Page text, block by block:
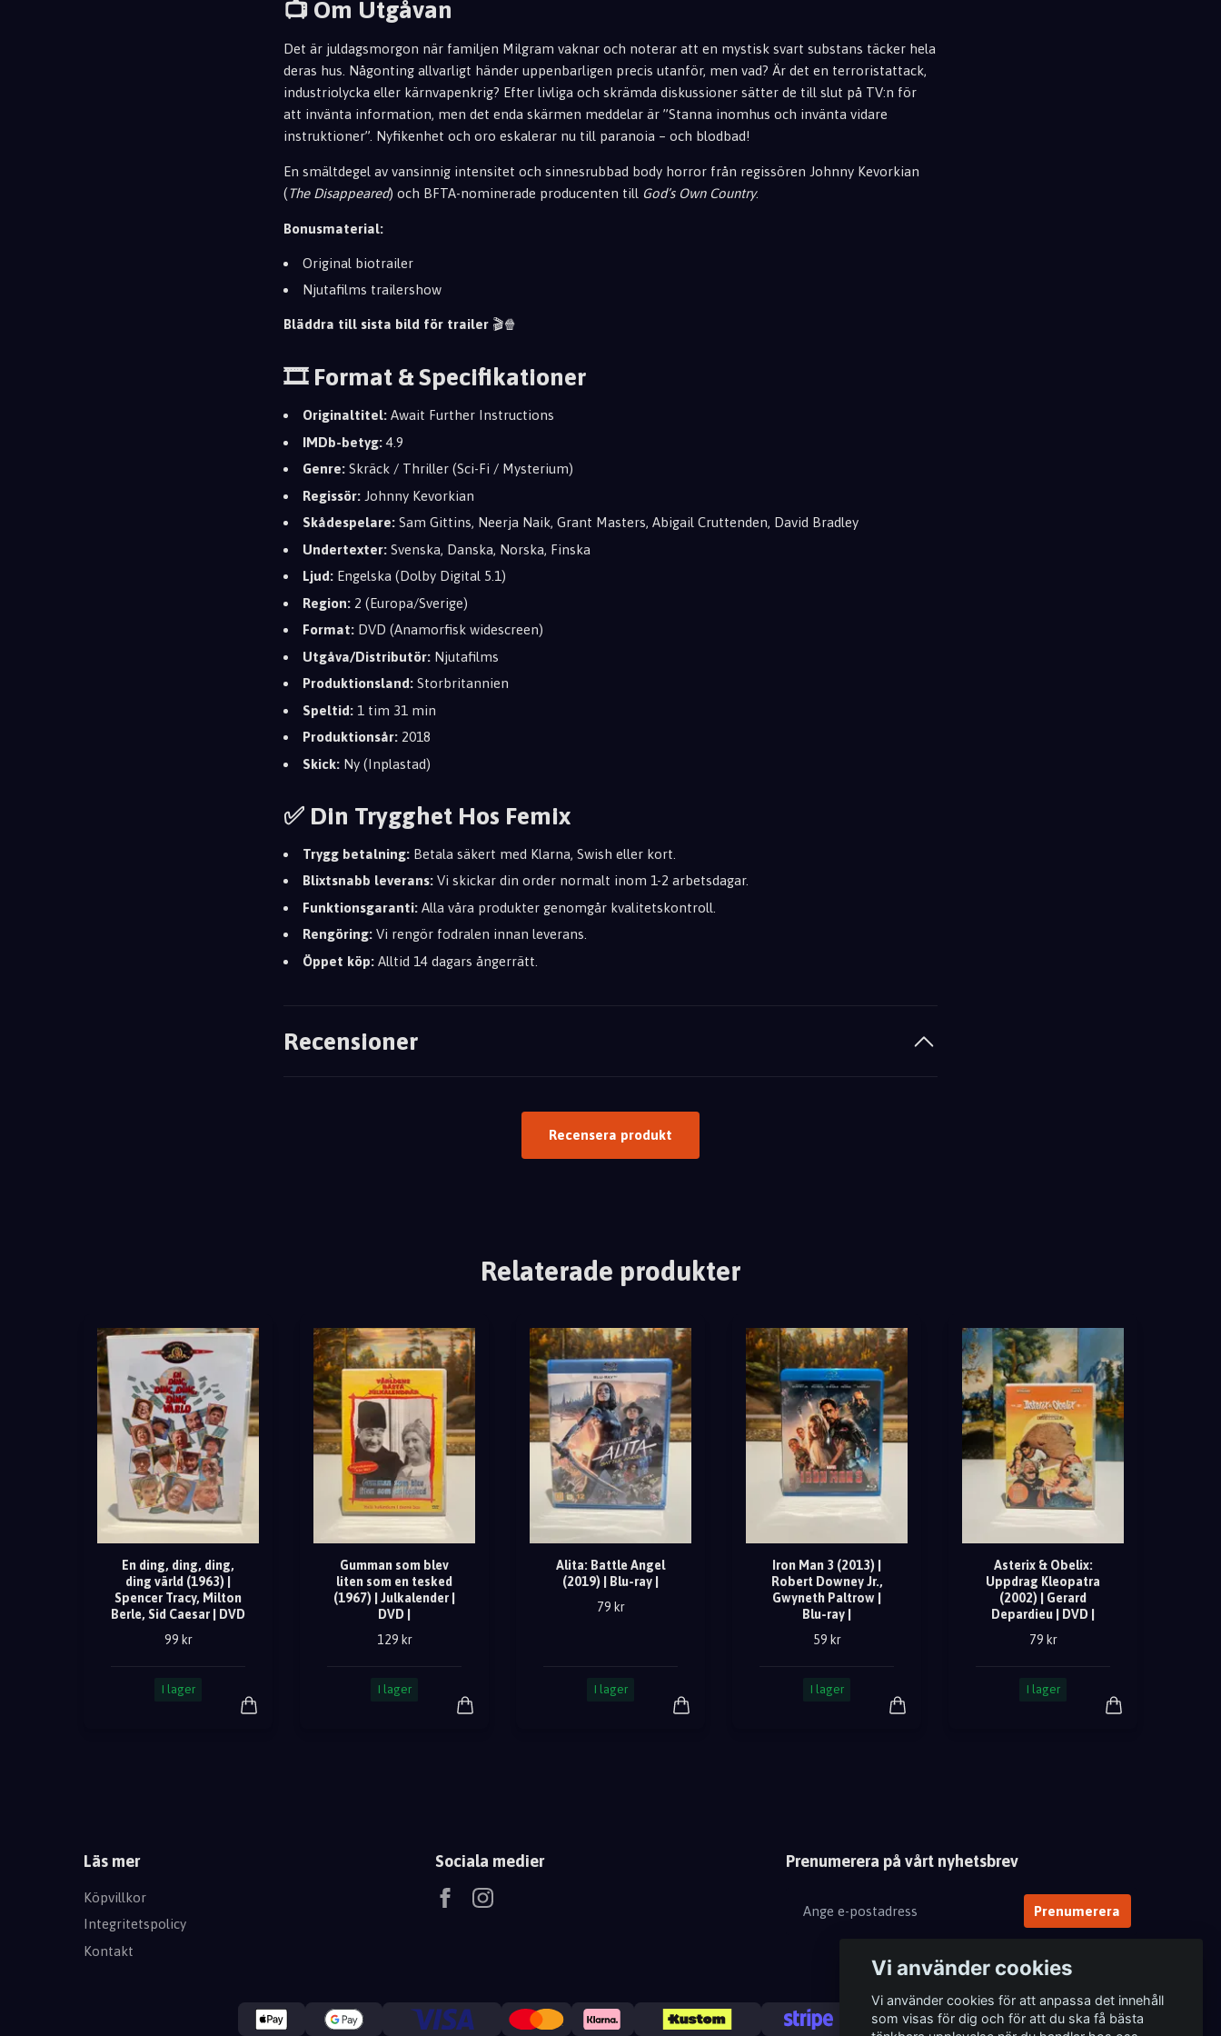
📺 Om Utgåvan
Det är juldagsmorgon när familjen Milgram vaknar och noterar att en mystisk svart substans täcker hela
deras hus. Någonting allvarligt händer uppenbarligen precis utanför, men vad? Är det en terroristattack,
industriolycka eller kärnvapenkrig? Efter livliga och skrämda diskussioner sätter de till slut på TV:n för
att invänta information, men det enda skärmen meddelar är ”Stanna inomhus och invänta vidare
instruktioner”. Nyfikenhet och oro eskalerar nu till paranoia – och blodbad!
En smältdegel av vansinnig intensitet och sinnesrubbad body horror från regissören Johnny Kevorkian
(The Disappeared) och BFTA-nominerade producenten till God’s Own Country.
Bonusmaterial:
Original biotrailer
Njutafilms trailershow
Bläddra till sista bild för trailer 🎬🍿
🎞️ Format & Specifikationer
Originaltitel: Await Further Instructions
IMDb-betyg:4.9
Genre: Skräck / Thriller (Sci-Fi / Mysterium)
Regissör: Johnny Kevorkian
Skådespelare: Sam Gittins, Neerja Naik, Grant Masters, Abigail Cruttenden, David Bradley
Undertexter: Svenska, Danska, Norska, Finska
Ljud: Engelska (Dolby Digital 5.1)
Region: 2 (Europa/Sverige)
Format: DVD (Anamorfisk widescreen)
Utgåva/Distributör: Njutafilms
Produktionsland: Storbritannien
Speltid: 1 tim 31 min
Produktionsår: 2018
Skick: Ny (Inplastad)
✅ Din Trygghet Hos Femix
Trygg betalning: Betala säkert med Klarna, Swish eller kort.
Blixtsnabb leverans: Vi skickar din order normalt inom 1-2 arbetsdagar.
Funktionsgaranti: Alla våra produkter genomgår kvalitetskontroll.
Rengöring: Vi rengör fodralen innan leverans.
Öppet köp: Alltid 14 dagars ångerrätt.
Recensioner
Recensera produkt
Relaterade produkter
En ding, ding, ding,
ding värld (1963) |
Spencer Tracy, Milton
Berle, Sid Caesar | DVD
99 kr
I lager
Gumman som blev
liten som en tesked
(1967) | Julkalender |
DVD |
129 kr
I lager
Alita: Battle Angel
(2019) | Blu-ray |
79 kr
I lager
Iron Man 3 (2013) |
Robert Downey Jr.,
Gwyneth Paltrow |
Blu-ray |
59 kr
I lager
Asterix & Obelix:
Uppdrag Kleopatra
(2002) | Gerard
Depardieu | DVD |
79 kr
I lager
Läs mer
Köpvillkor
Integritetspolicy
Kontakt
Sociala medier Prenumerera på vårt nyhetsbrev
Prenumerera
Vi använder cookies
Vi använder cookies för att anpassa det innehåll
som visas för dig och för att du ska få bästa